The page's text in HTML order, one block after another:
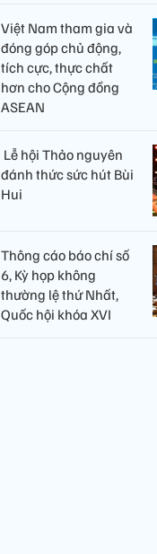
Việt Nam tham gia và
đóng góp chủ động,
tích cực, thực chất
hơn cho Cộng đồng
ASEAN
​ Lễ hội Thảo nguyên
đánh thức sức hút Bùi
Hui
Thông cáo báo chí số
6, Kỳ họp không
thường lệ thứ Nhất,
Quốc hội khóa XVI